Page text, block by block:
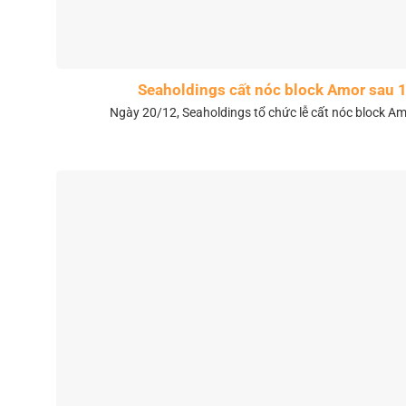
Seaholdings cất nóc block Amor sau
Ngày 20/12, Seaholdings tổ chức lễ cất nóc block